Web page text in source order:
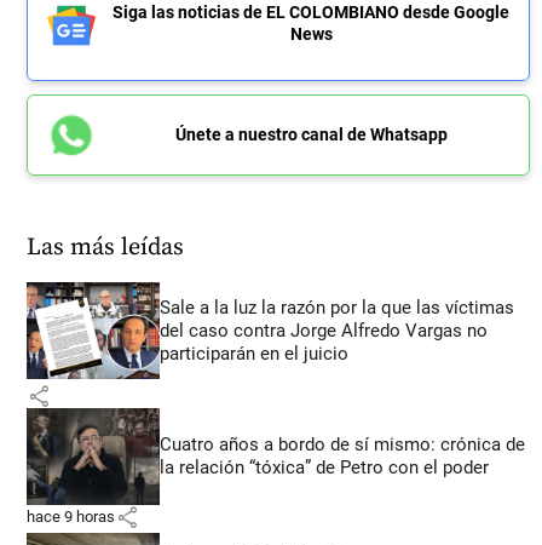
Siga las noticias de EL COLOMBIANO desde Google
News
Únete a nuestro canal de Whatsapp
Las más leídas
Sale a la luz la razón por la que las víctimas
del caso contra Jorge Alfredo Vargas no
participarán en el juicio
share
Cuatro años a bordo de sí mismo: crónica de
la relación “tóxica” de Petro con el poder
hace 9 horas share